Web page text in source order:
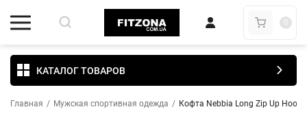
0
КАТАЛОГ ТОВАРОВ
Главная / Мужская спортивная одежда / Кофта Nebbia Long Zip Up